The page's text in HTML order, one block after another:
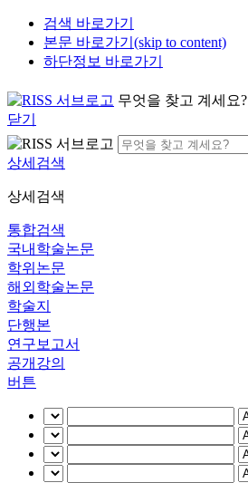
검색 바로가기
본문 바로가기(skip to content)
하단정보 바로가기
무엇을 찾고 계세요?
닫기
상세검색
상세검색
통합검색
국내학술논문
학위논문
해외학술논문
학술지
단행본
연구보고서
공개강의
버튼